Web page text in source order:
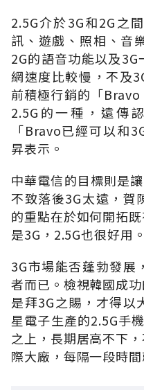
2.5G介於3G和2G之
訊、遊戲、照相、音
2G的語音功能以及
網速度比較慢，不及
前積極行銷的「
2.5G的一種，遠傳
「Bravo已經可以和
昇表示。
中華電信的目標則是
不致落後3G太遠，賀
的重點在於如何開拓
是3G，2.5G也很好用。
3G市場能否蓬勃發展
者而已。檢視韓國成
是拜3G之賜，才得以
星電子生產的2.5G手
之上，長期居高不下
際大廠，每隔一段時